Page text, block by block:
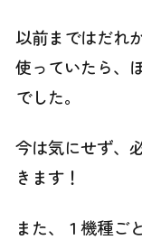
以前まではだれ
使っていたら、
でした。
今は気にせず、
きます！
また、１機種ご